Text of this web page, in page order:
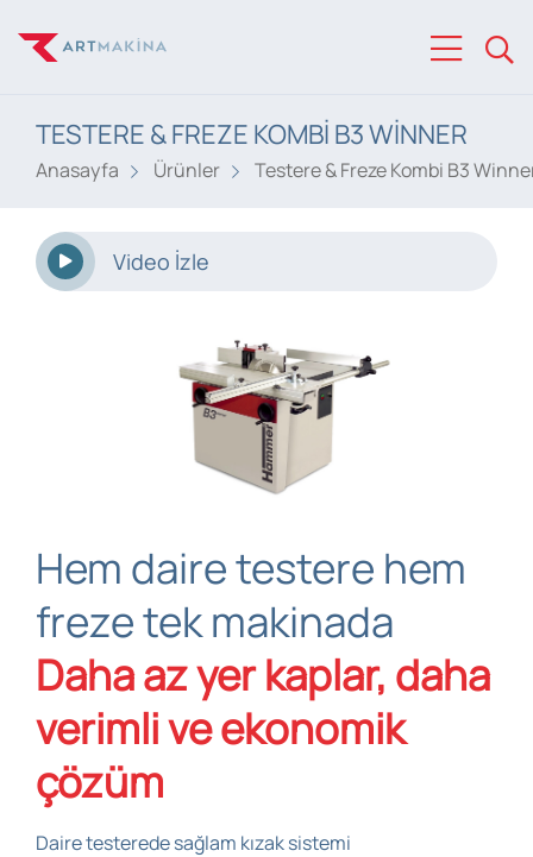
TESTERE & FREZE KOMBI B3 WINNER
Anasayfa Ürünler Testere & Freze Kombi B3
Video İzle
Hem daire testere hem
freze tek makinada
Daha az yer kaplar, daha
verimli ve ekonomik
çözüm
Daire testerede sağlam kızak sistemi